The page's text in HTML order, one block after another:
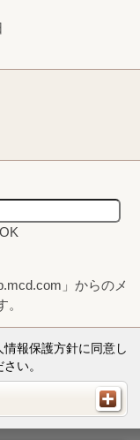
」からのメ
報保護方針に同意し
い。